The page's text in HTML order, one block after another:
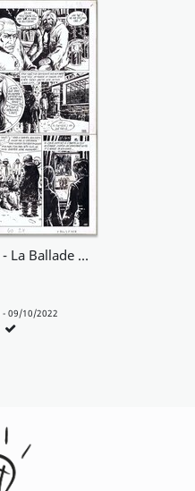
Simon du Fleuve - La Ballade de Cheveu-Rouge, Planche 36
- 09/10/2022